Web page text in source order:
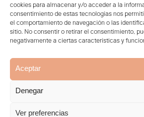
cookies para almacenar y/o acceder a la
consentimiento de estas tecnologías nos
el comportamiento de navegación o las
sitio. No consentir o retirar el consentimiento,
negativamente a ciertas características y
Aceptar
Denegar
Ver preferencias
ALIANZAS
Aviso legal